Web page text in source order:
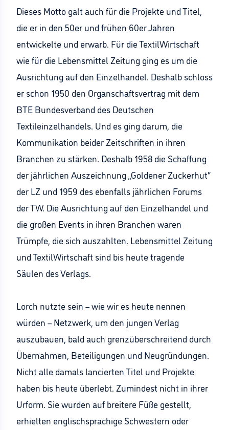
Dieses Motto galt auch für die Projekte und Titel,
die er in den 50er und frühen 60er Jahren
entwickelte und erwarb. Für die TextilWirtschaft
wie für die Lebensmittel Zeitung ging es um die
Ausrichtung auf den Einzelhandel. Deshalb schloss
er schon 1950 den Organschaftsvertrag mit dem
BTE Bundesverband des Deutschen
Textileinzelhandels. Und es ging darum, die
Kommunikation beider Zeitschriften in ihren
Branchen zu stärken. Deshalb 1958 die Schaffung
der jährlichen Auszeichnung „Goldener Zuckerhut“
der LZ und 1959 des ebenfalls jährlichen Forums
der TW. Die Ausrichtung auf den Einzelhandel und
die großen Events in ihren Branchen waren
Trümpfe, die sich auszahlten. Lebensmittel Zeitung
und TextilWirtschaft sind bis heute tragende
Säulen des Verlags.
Lorch nutzte sein – wie wir es heute nennen
würden – Netzwerk, um den jungen Verlag
auszubauen, bald auch grenzüberschreitend durch
Übernahmen, Beteiligungen und Neugründungen.
Nicht alle damals lancierten Titel und Projekte
haben bis heute überlebt. Zumindest nicht in ihrer
Urform. Sie wurden auf breitere Füße gestellt,
erhielten englischsprachige Schwestern oder